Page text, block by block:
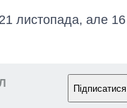
листопада, але 16
Підписатися